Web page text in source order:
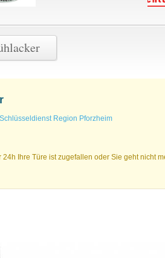
Schlüsseldienst Region Pforzheim
Ihre Türe ist zugefallen oder Sie geht nicht